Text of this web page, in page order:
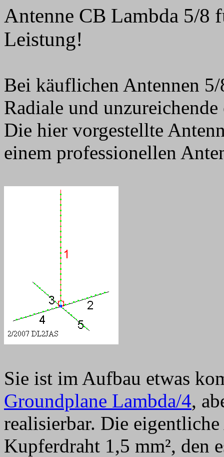
Antenne CB Lambda 5/8
Leistung!
Bei käuflichen Antennen
Radiale und
Die hier vorgestellte
einem professionellen
Sie ist im Aufbau etwas
Groundplane Lambda/4,
realisierbar. Die
Kupferdraht 1,5 mm², den